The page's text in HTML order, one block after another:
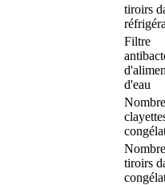
tiroirs
Filtre
d'eau
tiroirs